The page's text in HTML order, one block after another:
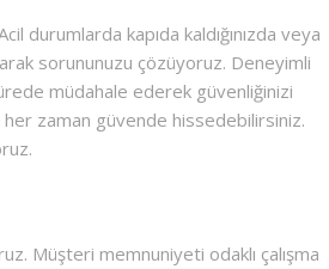
durumlarda kapıda kaldığınızda veya
sorununuzu çözüyoruz. Deneyimli
müdahale ederek güvenliğinizi
her zaman güvende hissedebilirsiniz.
Müşteri memnuniyeti odaklı çalışma